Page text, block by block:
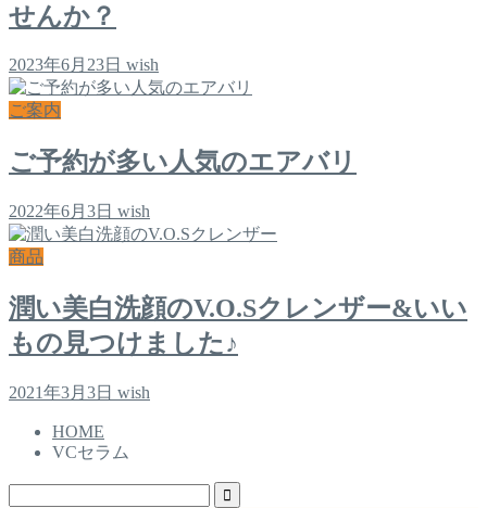
せんか？
2023年6月23日 wish
ご案内
ご予約が多い人気のエアバリ
2022年6月3日 wish
商品
潤い美白洗顔のV.O.Sクレンザー&いい
もの見つけました♪
2021年3月3日 wish
HOME
VCセラム